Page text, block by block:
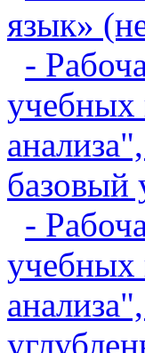
язык»
-
учебных
базовый
-
учебных